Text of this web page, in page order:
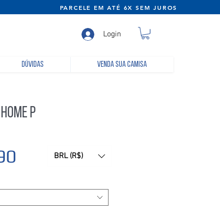
EM ATÉ 6X SEM JUROS
Login
Dúvidas Venda sua camisa
P
PreçoBRL (R$)